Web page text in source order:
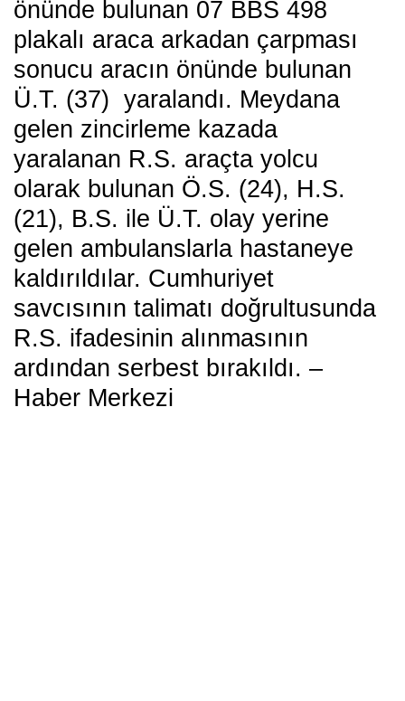
önünde bulunan 07 BBS 498
plakalı araca arkadan çarpması
sonucu aracın önünde bulunan
Ü.T. (37) yaralandı. Meydana
gelen zincirleme kazada
yaralanan R.S. araçta yolcu
olarak bulunan Ö.S. (24), H.S.
(21), B.S. ile Ü.T. olay yerine
gelen ambulanslarla hastaneye
kaldırıldılar. Cumhuriyet
savcısının talimatı doğrultusunda
R.S. ifadesinin alınmasının
ardından serbest bırakıldı. –
Haber Merkezi